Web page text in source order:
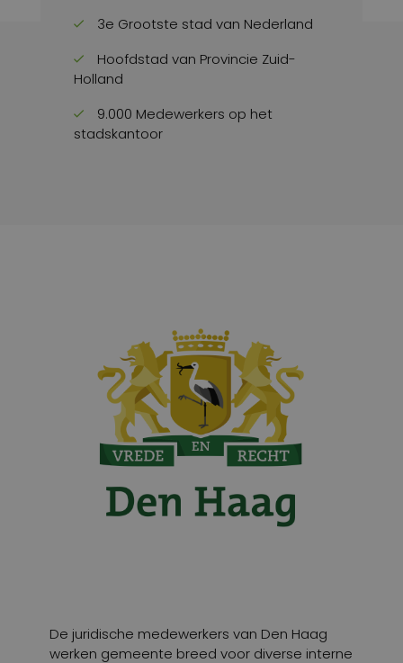
3e Grootste stad van Nederland
Hoofdstad van Provincie Zuid-
Holland
9.000 Medewerkers op het
stadskantoor
De juridische medewerkers van Den Haag
werken gemeente breed voor diverse interne